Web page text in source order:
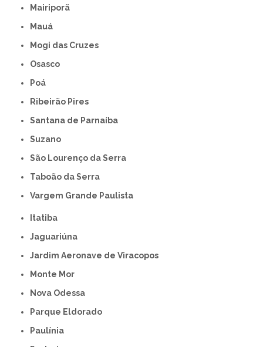
Mairiporã
Mauá
Mogi das Cruzes
Osasco
Poá
Ribeirão Pires
Santana de Parnaíba
Suzano
São Lourenço da Serra
Taboão da Serra
Vargem Grande Paulista
Itatiba
Jaguariúna
Jardim Aeronave de Viracopos
Monte Mor
Nova Odessa
Parque Eldorado
Paulínia